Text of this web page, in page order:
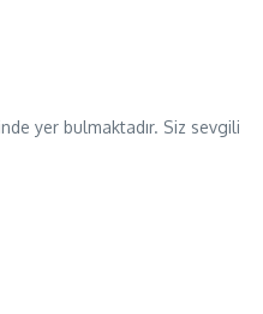
yer bulmaktadır. Siz sevgili